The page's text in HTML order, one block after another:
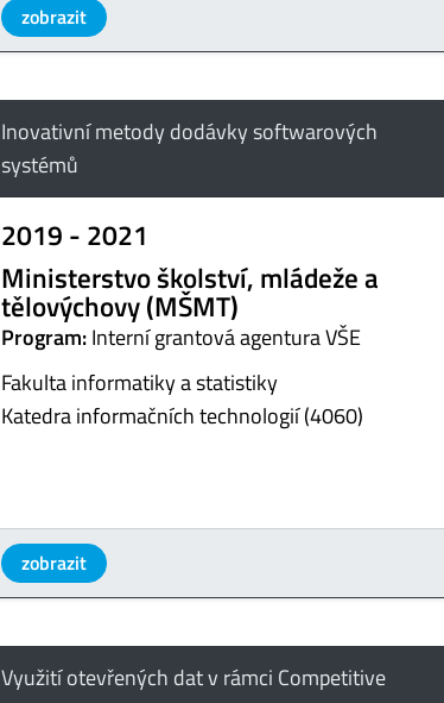
zobrazit
Inovativní metody dodávky softwarových
systémů
2019 - 2021
Ministerstvo školství, mládeže a
tělovýchovy (MŠMT)
Program:Interní grantová agentura VŠE
Fakulta informatiky a statistiky
Katedra informačních technologií (4060)
zobrazit
Využití otevřených dat v rámci Competitive